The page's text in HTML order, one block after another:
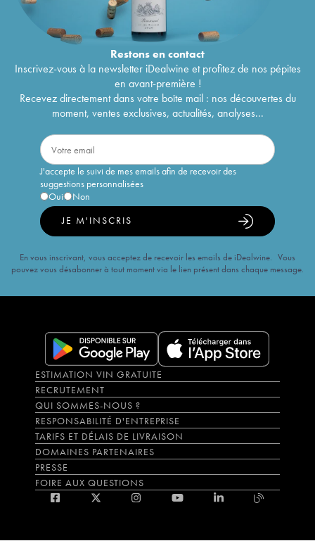
Restons encontact
Inscrivez-vous à la newsletter iDealwine et profitez de nos pépites
en avant-première !
Recevez directement dans votre boîte mail : nos découvertes du
moment, ventes exclusives, actualités, analyses...
J'accepte le suivi de mes emails afin de recevoir des
suggestions personnalisées
Oui
Non
JE M'INSCRIS
En vous inscrivant, vous acceptez de recevoir les emails de iDealwine. Vous
pouvez vous désabonner à tout moment via le lien présent dans chaque message.
ESTIMATION VIN GRATUITE
RECRUTEMENT
QUI SOMMES-NOUS ?
RESPONSABILITÉ D'ENTREPRISE
TARIFS ET DÉLAIS DE LIVRAISON
DOMAINES PARTENAIRES
PRESSE
FOIRE AUX QUESTIONS